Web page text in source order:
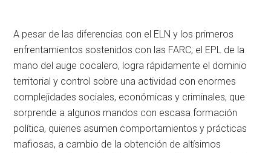
A pesar de las diferencias con el ELN y los primeros
enfrentamientos sostenidos con las FARC, el EPL de la
mano del auge cocalero, logra rápidamente el dominio
territorial y control sobre una actividad con enormes
complejidades sociales, económicas y criminales, que
sorprende a algunos mandos con escasa formación
política, quienes asumen comportamientos y prácticas
mafiosas, a cambio de la obtención de altísimos